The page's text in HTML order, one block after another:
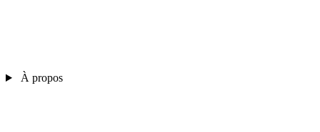
À propos